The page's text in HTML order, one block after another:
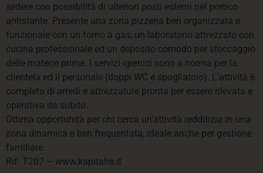
sedere con possibilità di ulteriori posti esterni nel portico
antistante. Presente una zona pizzeria ben organizzata e
funzionale con un forno a gas, un laboratorio attrezzato con
cucina professionale ed un deposito comodo per stoccaggio
delle materie prime. I servizi igienici sono a norma per la
clientela ed il personale (doppi WC e spogliatoio). L’attività è
completa di arredi e attrezzature pronta per essere rilevata e
operativa da subito.
Ottima opportunità per chi cerca un’attività redditizia in una
zona dinamica e ben frequentata, ideale anche per gestione
familiare.
Rif. T207 – www.kapitalre.it